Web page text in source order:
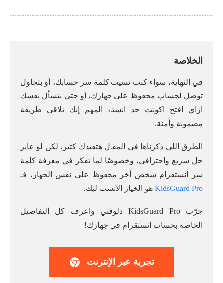
الخلاصة
في النهاية، سواء كنت نسيت كلمة سر حسابك، أو بتحاول
توصل لحساب محفوظ على جهازك، أو حتى بتسأل نفسك
ازاي افتح اكونت حد انستا، المهم إنك تلاقي طريقة
مضمونة وآمنة.
الطرق اللي ذكرناها في المقال هتفيدك كتير، لكن لو عايز
حل سريع واحترافي، وخصوصًا لما تفكر في معرفة كلمة
سر انستقرام شخص آخر محفوظ على نفس الجهاز، فـ
KidsGuard Pro هو الخيار الأنسب ليك.
جرّب KidsGuard Pro دلوقتي واعرف كل التفاصيل
الخاصة بحساب انستقرام في جهازك!
تجربة عبر الإنترنت